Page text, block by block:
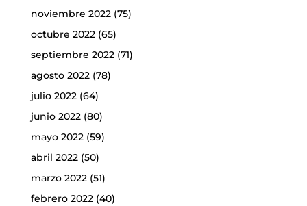
noviembre 2022(75)
octubre 2022(65)
septiembre 2022(71)
agosto 2022(78)
julio 2022(64)
junio 2022(80)
mayo 2022(59)
abril 2022(50)
marzo 2022(51)
febrero 2022(40)